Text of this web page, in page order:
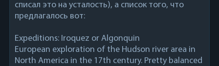
списал это на усталость), а список того, что
предлагалось вот:
Expeditions: Iroquez or Algonquin
European exploration of the Hudson river area in
North America in the 17th century. Pretty balanced